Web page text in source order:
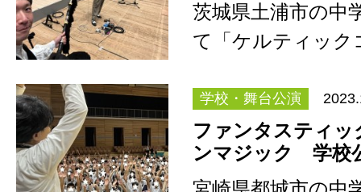
茨城県土浦市の
て「ケルティック
会…
学校・舞台公演
ファンタスティ
ンマジック 学校